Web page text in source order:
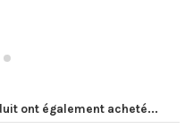
ont également acheté...